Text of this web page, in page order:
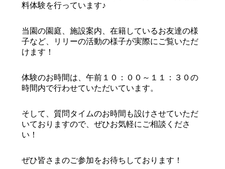
料体験を行っています♪
当園の園庭、施設案内、在籍しているお友達の様
子など、リリーの活動の様子が実際にご覧いただ
けます！
体験のお時間は、午前１０：００～１１：３０の
時間内で行わせていただいています。
そして、質問タイムのお時間も設けさせていただ
いておりますので、ぜひお気軽にご相談くださ
い！
ぜひ皆さまのご参加をお待ちしております！